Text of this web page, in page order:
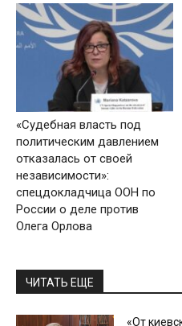
«Судебная власть под
политическим давлением
отказалась от своей
независимости»:
спецдокладчица ООН по
России о деле против
Олега Орлова
ЧИТАТЬ ЕЩЕ
«От